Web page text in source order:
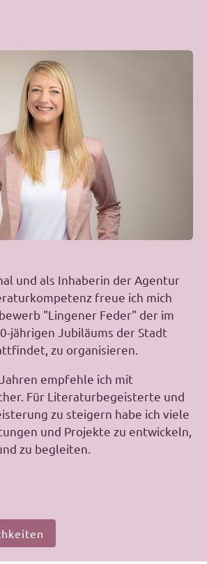
und als Inhaberin der Agentur
freue ich mich
"Lingener Feder" der im
jährigen Jubiläums der Stadt
zu organisieren.
empfehle ich mit
Für Literaturbegeisterte und
zu steigern habe ich viele
und Projekte zu entwickeln,
zu begleiten.